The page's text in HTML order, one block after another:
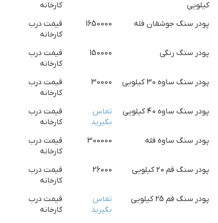
کیلویی
کارخانه
پودر سنگ جوشقان فله
1650000
قیمت درب
کارخانه
پودر سنگ رنگی
150000
قیمت درب
کارخانه
پودر سنگ ساوه 30 کیلویی
30000
قیمت درب
کارخانه
پودر سنگ ساوه 40 کیلویی
تماس
بگیرید
قیمت درب
کارخانه
پودر سنگ ساوه فله
300000
قیمت درب
کارخانه
پودر سنگ قم 20 کیلویی
26000
قیمت درب
کارخانه
پودر سنگ قم 25 کیلویی
تماس
بگیرید
قیمت درب
کارخانه